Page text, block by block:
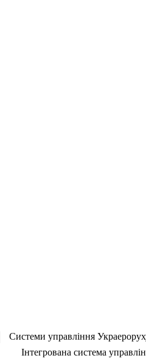
Системи управління
Інтегрована система